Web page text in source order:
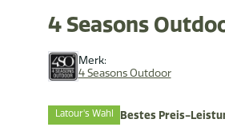
Merk:
4 Seasons Outdoor
4 Seasons
Latour's Wahl Bestes Preis-